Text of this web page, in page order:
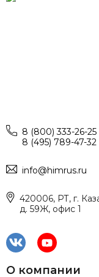
8 (800) 333-26-
8 (495) 789-47-
info@himrus.ru
420006, РТ, г.
д. 59Ж, офис 1
О компании